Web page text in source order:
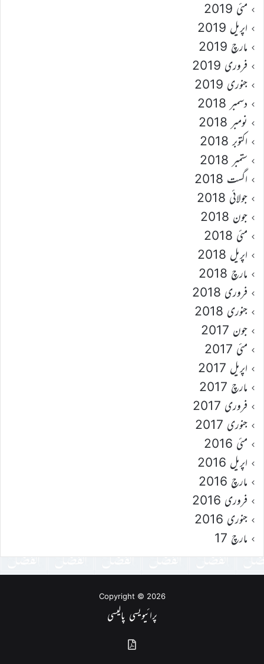
مئی 2019
اپریل 2019
مارچ 2019
فروری 2019
جنوری 2019
دسمبر 2018
نومبر 2018
اکتوبر 2018
ستمبر 2018
اگست 2018
جولائی 2018
جون 2018
مئی 2018
اپریل 2018
مارچ 2018
فروری 2018
جنوری 2018
جون 2017
مئی 2017
اپریل 2017
مارچ 2017
فروری 2017
جنوری 2017
مئی 2016
اپریل 2016
مارچ 2016
فروری 2016
جنوری 2016
مارچ 17
Copyright © 2026
پرائیویسی پالیسی
گذشتہ